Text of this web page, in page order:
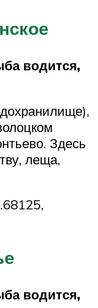
водится,
Здесь
леща,
водится,